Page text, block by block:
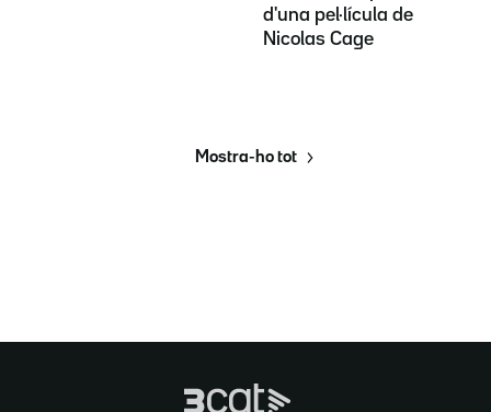
d'una pel·lícula de
Nicolas Cage
Mostra-ho tot